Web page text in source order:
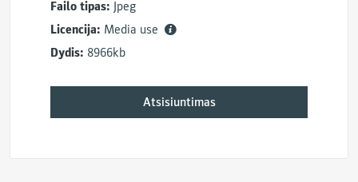
Failo tipas: Jpeg
Licencija: Media use
Dydis: 8966kb
Atsisiuntimas